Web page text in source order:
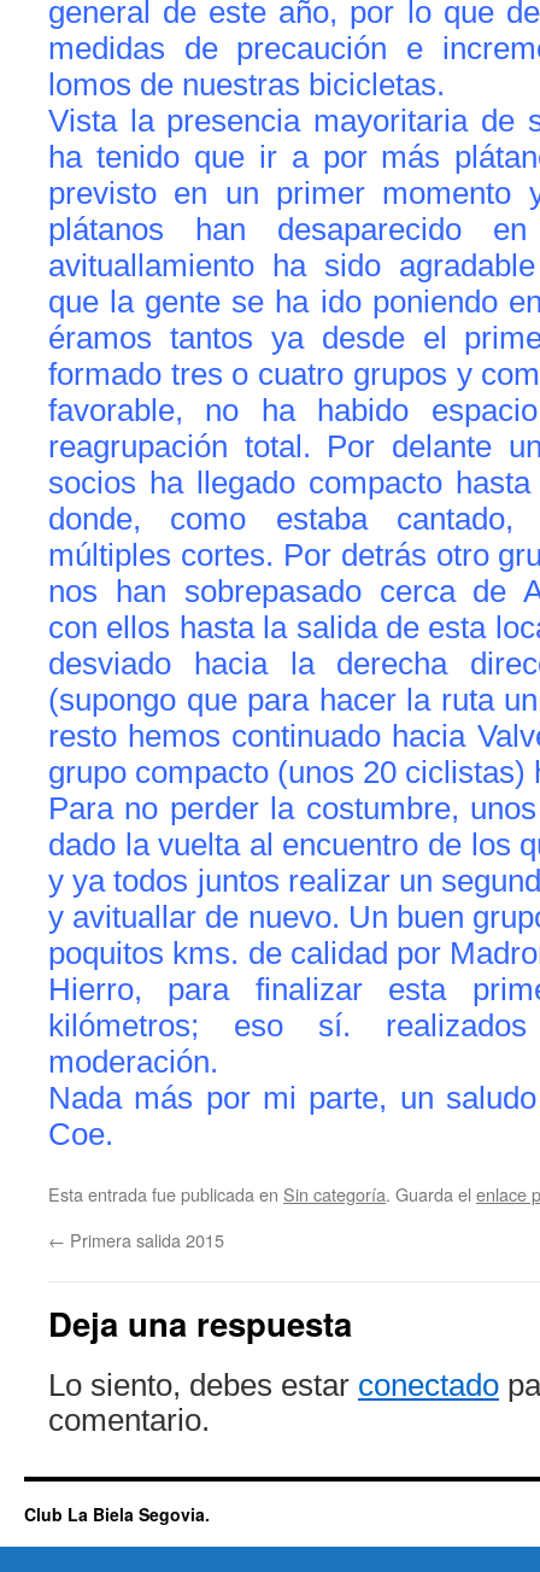
general de este año, por lo que
medidas de precaución e
lomos de nuestras bicicletas.
Vista la presencia mayoritaria de
ha tenido que ir a por más
previsto en un primer momento
plátanos han desaparecido
avituallamiento ha sido
que la gente se ha ido poniendo
éramos tantos ya desde el
formado tres o cuatro grupos y
favorable, no ha habido
reagrupación total. Por delante
socios ha llegado compacto
donde, como estaba
múltiples cortes. Por detrás otro
nos han sobrepasado cerca de
con ellos hasta la salida de esta
desviado hacia la derecha
(supongo que para hacer la ruta
resto hemos continuado hacia
grupo compacto (unos 20 ciclistas)
Para no perder la costumbre,
dado la vuelta al encuentro de los
y ya todos juntos realizar un
y avituallar de nuevo. Un buen
poquitos kms. de calidad por
Hierro, para finalizar esta
kilómetros; eso sí.
moderación.
Nada más por mi parte, un
Coe.
Esta entrada fue publicada en Sin categoría. Guarda el enlace
← Primera salida 2015
Deja una respuesta
Lo siento, debes estar conectado
comentario.
Club La Biela Segovia.